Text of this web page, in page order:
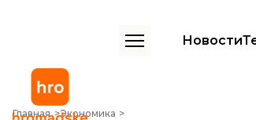
Новости
Главная Экономика
В случае не выплаты компенсации за перебои